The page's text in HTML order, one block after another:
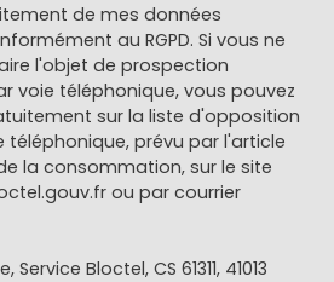
de mes données
au RGPD. Si vous ne
l'objet de prospection
voie téléphonique, vous pouvez
sur la liste d'opposition
prévu par l'article
la consommation, sur le site
ou par courrier
Bloctel, CS 61311, 41013